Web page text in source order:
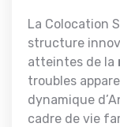
La Colocation
structure
atteintes de la
troubles
dynamique
cadre de vie